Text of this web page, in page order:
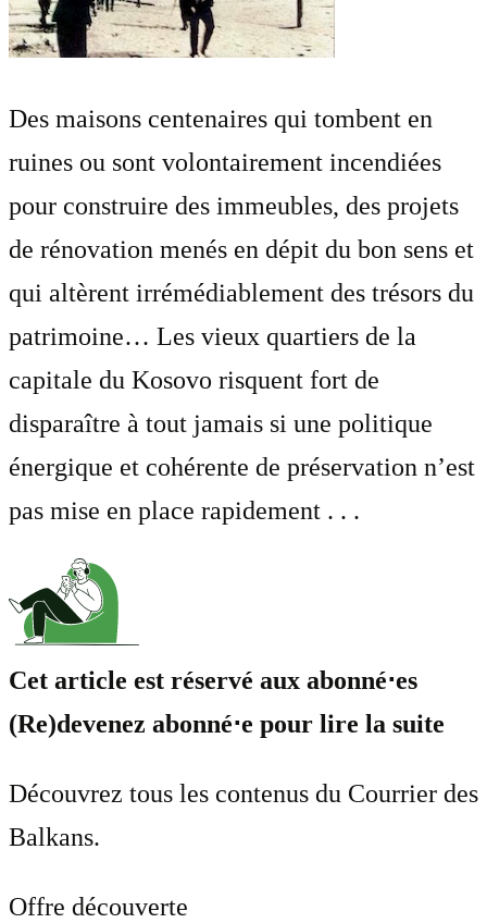
Des maisons centenaires qui tombent en
ruines ou sont volontairement incendiées
pour construire des immeubles, des projets
de rénovation menés en dépit du bon sens et
qui altèrent irrémédiablement des trésors du
patrimoine… Les vieux quartiers de la
capitale du Kosovo risquent fort de
disparaître à tout jamais si une politique
énergique et cohérente de préservation n’est
pas mise en place rapidement . . .
Cet article est réservé aux abonné⋅es
(Re)devenez abonné⋅e pour lire la suite
Découvrez tous les contenus du Courrier des
Balkans.
Offre découverte